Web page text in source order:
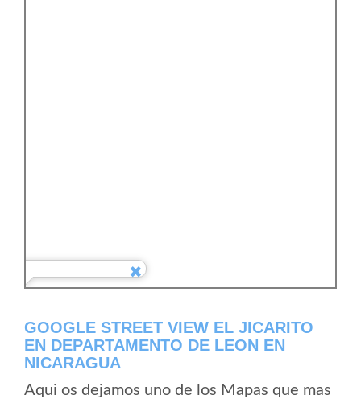
GOOGLE STREET VIEW EL JICARITO
EN DEPARTAMENTO DE LEON EN
NICARAGUA
Aqui os dejamos uno de los Mapas que mas